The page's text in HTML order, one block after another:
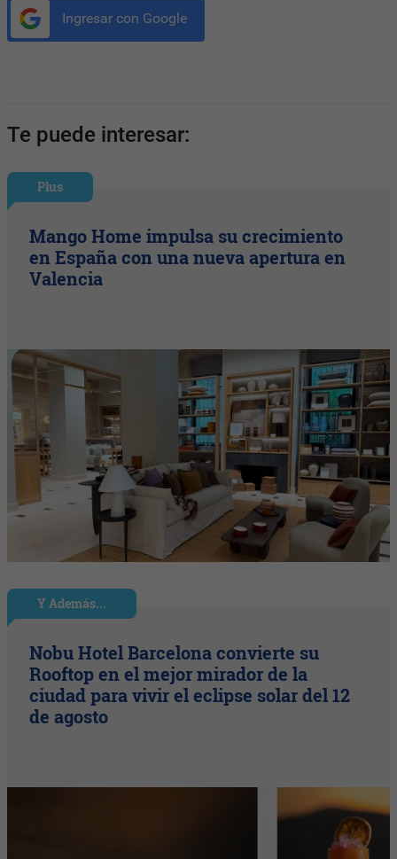
Ingresar con Google
Te puede interesar:
Plus
Mango Home impulsa su crecimiento
en España con una nueva apertura en
Valencia
Y Además...
Nobu Hotel Barcelona convierte su
Rooftop en el mejor mirador de la
ciudad para vivir el eclipse solar del 12
de agosto